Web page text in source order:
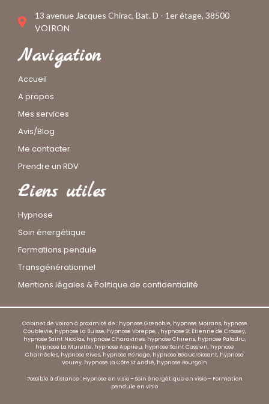
13 avenue Jacques Chirac, Bat. D - 1er étage, 38500
VOIRON
Navigation
Accueil
A propos
Mes services
Avis/Blog
Me contacter
Prendre un RDV
Liens utiles
Hypnose
Soin énergétique
Formations pendule
Transgénérationnel
Mentions légales & Politique de confidentialité
Cabinet de Voiron à proximité de : hypnose Grenoble, hypnose Moirans, hypnose
Coublevie, hypnose La Buisse, hypnose Voreppe, , hypnose St Etienne de Crossey,
hypnose Saint Nicolas, hypnose Charavines, hypnose Chirens, hypnose Paladru,
hypnose La Murette, hypnose Apprieu, hypnose Saint Cassien, hypnose
Charnècles, hypnose Rives, hypnose Renage, hypnose Beaucroissant, hypnose
Vourey, hypnose La Côte St André, hypnose Bourgoin
Possible à distance : Hypnose en visio – Soin énergétique en visio – Formation
pendule en visio